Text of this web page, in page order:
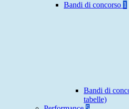
Bandi di concorso 1
Bandi di
tabelle)